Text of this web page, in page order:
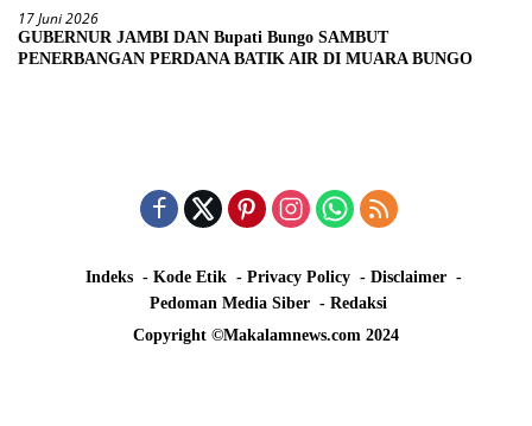
17 Juni 2026
GUBERNUR JAMBI DAN Bupati Bungo SAMBUT
PENERBANGAN PERDANA BATIK AIR DI MUARA BUNGO
Indeks Kode Etik Privacy Policy
Disclaimer
Pedoman Media Siber
Redaksi
Copyright ©Makalamnews.com 2024